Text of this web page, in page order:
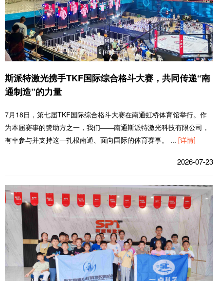
斯派特激光携手TKF国际综合格斗大赛，共同传递“南
通制造”的力量
7月18日，第七届TKF国际综合格斗大赛在南通虹桥体育馆举行。作
为本届赛事的赞助方之一，我们——南通斯派特激光科技有限公司，
有幸参与并支持这一扎根南通、面向国际的体育赛事。 ... [详情]
2026-07-23